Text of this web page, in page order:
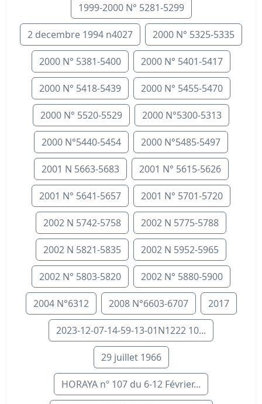
1999-2000 N° 5281-5299
2 decembre 1994 n4027 2000 N° 5325-5335
2000 N° 5381-5400 2000 N° 5401-5417
2000 N° 5418-5439 2000 N° 5455-5470
2000 N° 5520-5529 2000 N°5300-5313
2000 N°5440-5454 2000 N°5485-5497
2001 N 5663-5683 2001 N° 5615-5626
2001 N° 5641-5657 2001 N° 5701-5720
2002 N 5742-5758 2002 N 5775-5788
2002 N 5821-5835 2002 N 5952-5965
2002 N° 5803-5820 2002 N° 5880-5900
2004 N°6312 2008 N°6603-6707 2017
2023-12-07-14-59-13-01N1222 10...
29 juillet 1966
HORAYA nº 107 du 6-12 Février...